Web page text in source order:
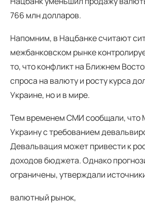
766 млн долларов.
Напомним, в Нацбанке считают
межбанковском рынке
то, что конфликт на Ближнем
спроса на валюту и росту курса
Украине, но и в мире.
Тем временем СМИ сообщали, что
Украину с требованием
Девальвация может привести к
доходов бюджета. Однако
ограничены, утверждали
валютный рынок,